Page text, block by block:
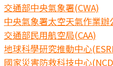
交通部中央氣象署(CWA)
中央氣象署太空天氣作業辦
交通部民用航空局(CAA)
地球科學研究推動中心
國家災害防救科技中心